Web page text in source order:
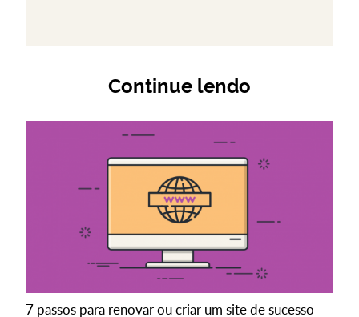
Continue lendo
7 passos para renovar ou criar um site de sucesso